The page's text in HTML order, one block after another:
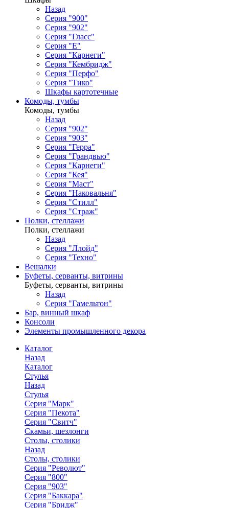
Назад
Серия "900"
Серия "902"
Серия "Гласс"
Серия "Е"
Серия "Карнеги"
Серия "Кембридж"
Серия "Перфо"
Серия "Тико"
Шкафы картотечные
Комоды, тумбы
Комоды, тумбы
Назад
Серия "902"
Серия "903"
Серия "Герра"
Серия "Грандвью"
Серия "Карнеги"
Серия "Кея"
Серия "Маст"
Серия "Наковальня"
Серия "Стилл"
Серия "Страж"
Полки, стеллажи
Полки, стеллажи
Назад
Серия "Ллойд"
Серия "Техно"
Вешалки
Буфеты, серванты, витрины
Буфеты, серванты, витрины
Назад
Серия "Гамельтон"
Бар, винный шкаф
Консоли
Элементы промышленного декора
Каталог
Назад
Каталог
Стулья
Назад
Стулья
Серия "Марк"
Серия "Пекота"
Серия "Свитч"
Скамьи, шезлонги
Столы, столики
Назад
Столы, столики
Серия "Револют"
Серия "800"
Серия "903"
Серия "Баккара"
Серия "Бридж"